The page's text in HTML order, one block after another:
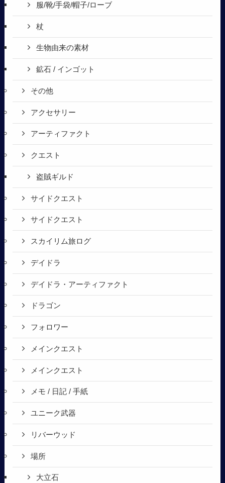
服/靴/手袋/帽子/ローブ
杖
生物由来の素材
鉱石 / インゴット
その他
アクセサリー
アーティファクト
クエスト
盗賊ギルド
サイドクエスト
サイドクエスト
スカイリム旅ログ
デイドラ
デイドラ・アーティファクト
ドラゴン
フォロワー
メインクエスト
メインクエスト
メモ / 日記 / 手紙
ユニーク武器
リバーウッド
場所
大立石